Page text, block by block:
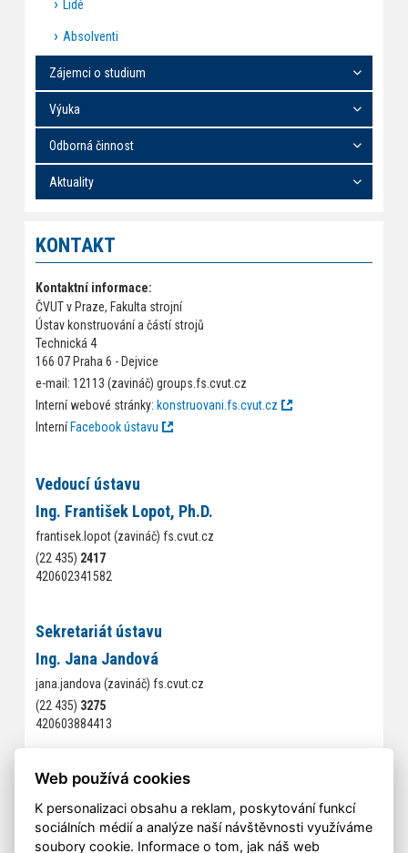
Lidé
Absolventi
Zájemci o studium
Výuka
Odborná činnost
Aktuality
KONTAKT
Kontaktní informace:
ČVUT v Praze, Fakulta strojní
Ústav konstruování a částí strojů
Technická 4
166 07 Praha 6 - Dejvice
e-mail: 12113 (zavináč) groups.fs.cvut.cz
Interní webové stránky: konstruovani.fs.cvut.cz
Interní Facebook ústavu
Vedoucí ústavu
Ing. František Lopot, Ph.D.
frantisek.lopot (zavináč) fs.cvut.cz
(22 435) 2417
420602341582
Sekretariát ústavu
Ing. Jana Jandová
jana.jandova (zavináč) fs.cvut.cz
(22 435) 3275
420603884413
Kontakty na jednotlivé pracovníky a doktorandy odboru najdete
pod záložkou
lidé
Web používá cookies
K personalizaci obsahu a reklam, poskytování funkcí
sociálních médií a analýze naší návštěvnosti využíváme
soubory cookie. Informace o tom, jak náš web